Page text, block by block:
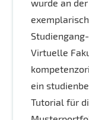
wurde an
Virtuelle
ein
Tutorial für